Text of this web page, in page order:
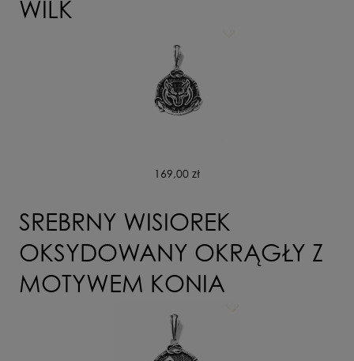
WILK
169,00 zł
SREBRNY WISIOREK
OKSYDOWANY OKRĄGŁY Z
MOTYWEM KONIA